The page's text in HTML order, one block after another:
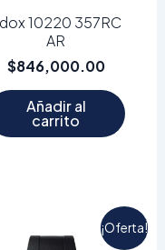
10220 357RC
AR
$846,000.00
Añadir al
carrito
¡Oferta!
El
precio
El
precio